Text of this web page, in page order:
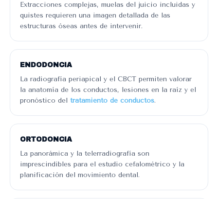
Extracciones complejas, muelas del juicio incluidas y
quistes requieren una imagen detallada de las
estructuras óseas antes de intervenir.
ENDODONCIA
La radiografía periapical y el CBCT permiten valorar
la anatomía de los conductos, lesiones en la raíz y el
pronóstico del tratamiento de conductos.
ORTODONCIA
La panorámica y la telerradiografía son
imprescindibles para el estudio cefalométrico y la
planificación del movimiento dental.